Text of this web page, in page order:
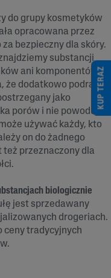
do grupy kosmetyków
opracowana przez
bezpieczny dla skóry.
substancji
ani komponentów
że dodatkowo podrażni
jako
porów i nie powoduje
używać każdy, kto
on do żadnego
też przeznaczony dla
biologicznie
jest sprzedawany
drogeriach.
ceny tradycyjnych
KUP TERAZ